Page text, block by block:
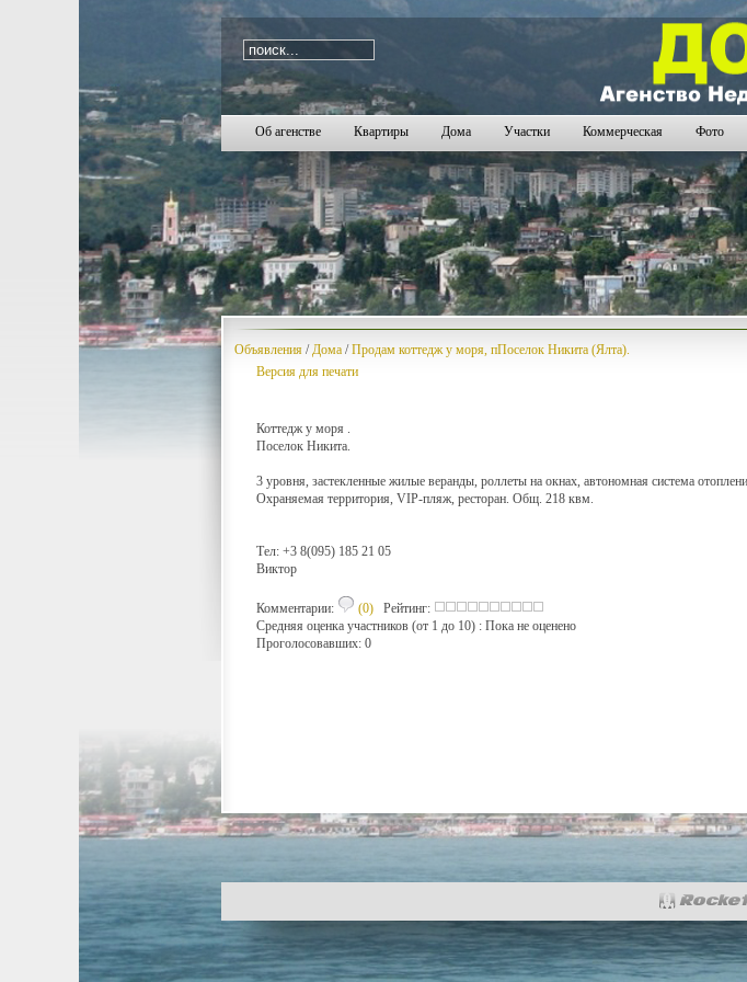
Об агенстве Квартиры Дома Участки Коммерческая Фото
Объявления /Дома /Продам коттедж у моря, пПоселок Никита (Ялта).
Версия для печати
Коттедж у моря .
Поселок Никита.
3 уровня, застекленные жилые веранды, роллеты на окнах, автономная система
Охраняемая территория, VIP-пляж, ресторан. Общ. 218 квм.
Тел: +3 8(095) 185 21 05
Виктор
Комментарии: (0) Рейтинг:
Средняя оценка участников (от 1 до 10) : Пока не оценено
Проголосовавших: 0